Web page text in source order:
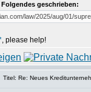
geschrieben:
law/2025/aug/01/
, please help!
Titel: Re: Neues